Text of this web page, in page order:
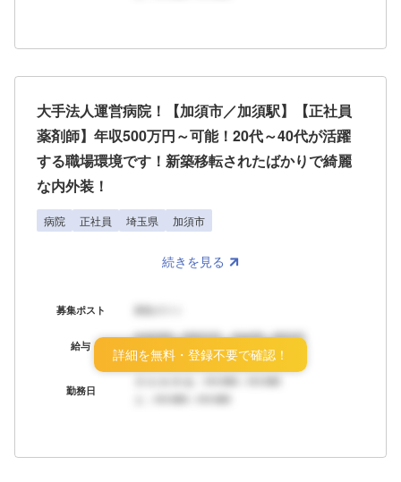
大手法人運営病院！【加須市／加須駅】【正社員
薬剤師】年収500万円～可能！20代～40代が活躍
する職場環境です！新築移転されたばかりで綺麗
な内外装！
病院 正社員 埼玉県 加須市
続きを見る
募集ポスト 募集ポスト
給与
年収XXX～XXX万円 月給XX～XX万円
ボーナス：年X回
勤務日
土：HH:MM～HH:MM
詳細を無料・登録不要で確認！